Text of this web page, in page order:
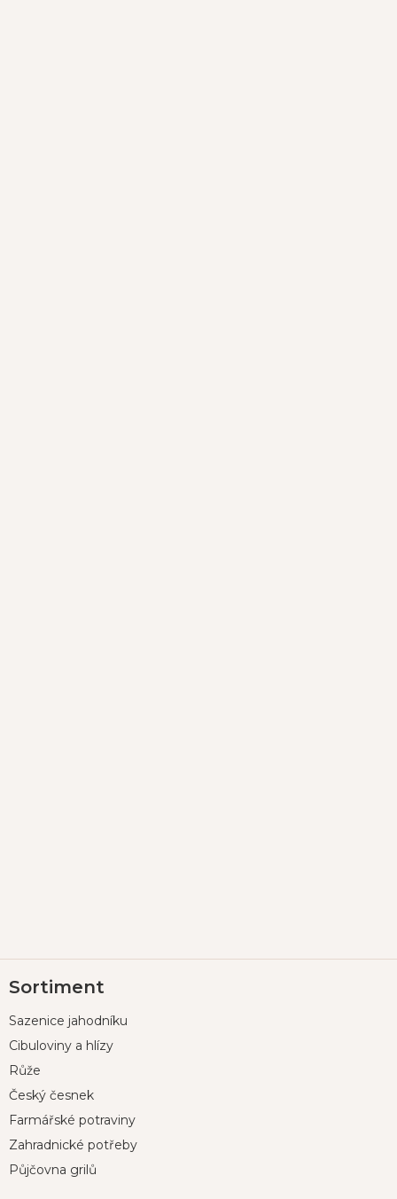
á
a
Sortiment
Sazenice jahodníku
Cibuloviny a hlízy
Růže
Český česnek
Farmářské potraviny
Zahradnické potřeby
Půjčovna grilů